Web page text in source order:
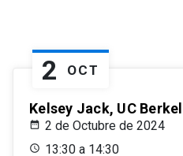
2 OCT
Kelsey Jack, UC
2 de Octubre de 2024
13:30 a 14:30